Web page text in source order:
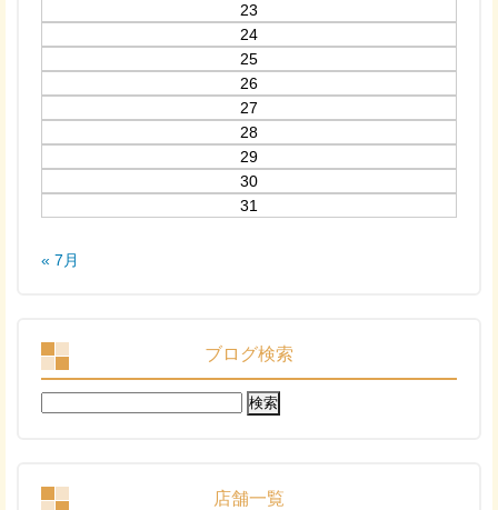
23
24
25
26
27
28
29
30
31
« 7月
ブログ検索
検
索:
店舗一覧